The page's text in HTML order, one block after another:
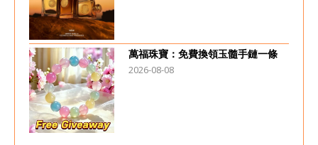
萬福珠寶：免費換領玉髓手鏈一條
2026-08-08